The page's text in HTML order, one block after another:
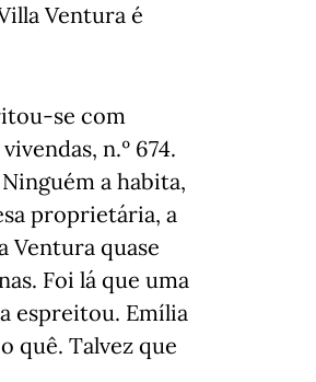
Ventura é
se com
n.º 674.
a habita,
proprietária, a
Ventura quase
Foi lá que uma
espreitou. Emília
quê. Talvez que